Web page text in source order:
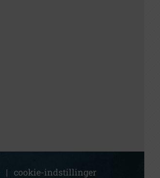
| cookie-indstillinger